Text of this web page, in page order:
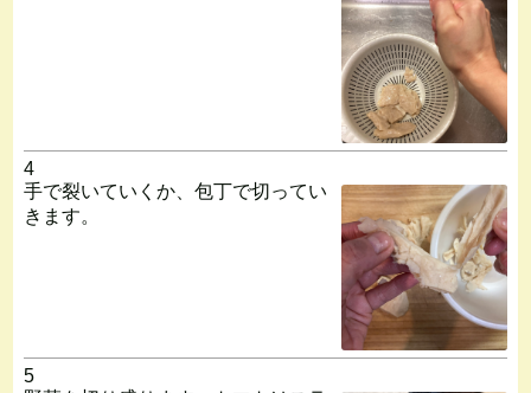
4
手で裂いていくか、包丁で切ってい
きます。
5